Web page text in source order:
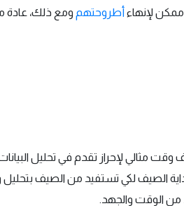
ممكن لإنهاء أطروحتهم ومع ذلك، عادة
مثالي لإحراز تقدم في تحليل البيانات
الصيف لكي تستفيد من الصيف
من الوقت والجهد.